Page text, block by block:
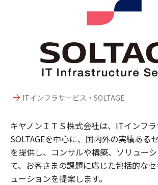
ITインフラサービス・SOLTAGE
キヤノンＩＴＳ株式会社は、ITインフ
SOLTAGEを中心に、国内外の実績ある
を提供し、コンサルや構築、ソリュー
て、お客さまの課題に応じた包括的な
ューションを提案します。